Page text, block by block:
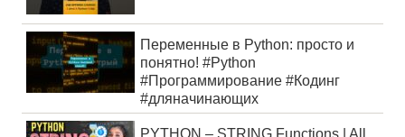
Переменные в Python: просто и
понятно! #Python
#Программирование #Кодинг
#дляначинающих